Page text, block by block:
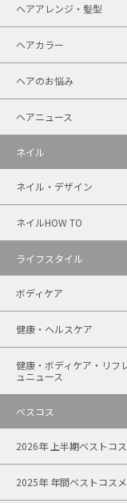
ヘアアレンジ・髪型
ヘアカラー
ヘアのお悩み
ヘアニュース
ネイル
ネイル・デザイン
ネイルHOW TO
ライフスタイル
ボディケア
健康・ヘルスケア
健康・ボディケア・リフ
ュニュース
ベスコス
2026年 上半期ベストコ
2025年 年間ベストコスメ